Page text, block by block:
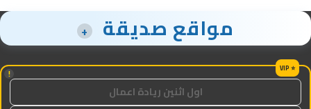
مواقع صديقة +
!
اول اثنين ريادة اعمال